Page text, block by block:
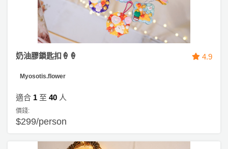
奶油膠鎖匙扣🍦🍦 4.9
Myosotis.flower
適合 1 至 40 人
價錢:
$299/person